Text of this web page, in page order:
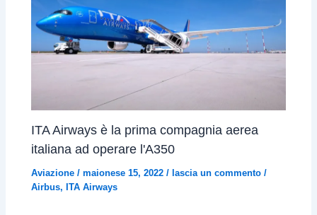
ITA Airways è la prima compagnia aerea
italiana ad operare l'A350
Aviazione /maionese 15, 2022/ lascia un commento /
Airbus, ITA Airways